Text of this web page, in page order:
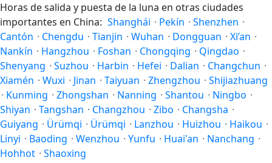
Horas de salida y puesta de la luna en otras ciudades
importantes en China: Shanghái · Pekín · Shenzhen ·
Cantón · Chengdu · Tianjin · Wuhan · Dongguan · Xi’an ·
Nankín · Hangzhou · Foshan · Chongqing · Qingdao ·
Shenyang · Suzhou · Harbin · Hefei · Dalian · Changchun ·
Xiamén · Wuxi · Jinan · Taiyuan · Zhengzhou · Shijiazhuang
· Kunming · Zhongshan · Nanning · Shantou · Ningbo ·
Shiyan · Tangshan · Changzhou · Zibo · Changsha ·
Guiyang · Ürümqi · Ürümqi · Lanzhou · Huizhou · Haikou ·
Linyi · Baoding · Wenzhou · Yunfu · Huai'an · Nanchang ·
Hohhot · Shaoxing